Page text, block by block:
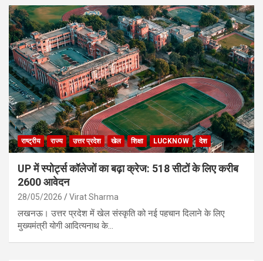
राष्ट्रीय राज्य उत्तर प्रदेश खेल शिक्षा LUCKNOW देश
UP में स्पोर्ट्स कॉलेजों का बढ़ा क्रेज: 518 सीटों के लिए करीब
2600 आवेदन
28/05/2026 Virat Sharma
लखनऊ। उत्तर प्रदेश में खेल संस्कृति को नई पहचान दिलाने के लिए
मुख्यमंत्री योगी आदित्यनाथ के…